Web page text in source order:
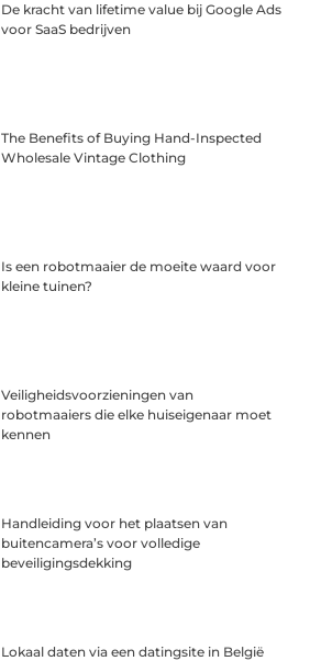
De kracht van lifetime value bij Google Ads
voor SaaS bedrijven
The Benefits of Buying Hand-Inspected
Wholesale Vintage Clothing
Is een robotmaaier de moeite waard voor
kleine tuinen?
Veiligheidsvoorzieningen van
robotmaaiers die elke huiseigenaar moet
kennen
Handleiding voor het plaatsen van
buitencamera’s voor volledige
beveiligingsdekking
Lokaal daten via een datingsite in België